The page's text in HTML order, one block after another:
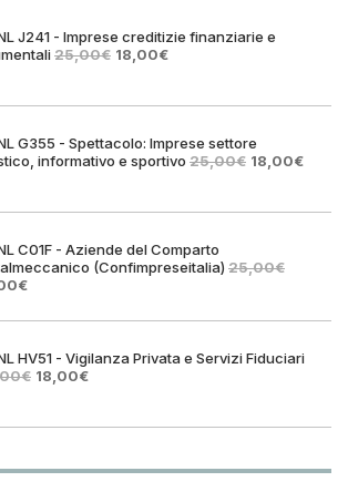
J241 - Imprese creditizie finanziarie e
25,00€ Il
era:
18,00€Il
è:
G355 - Spettacolo: Imprese settore
informativo e sportivo 25,00€ Il
era:
18,00€Il
è:
C01F - Aziende del Comparto
(Confimpreseitalia) 25,00€
€Il
attuale
18,00€.
HV51 - Vigilanza Privata e Servizi Fiduciari
€ Il
era:
18,00€Il
è: